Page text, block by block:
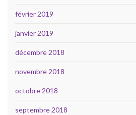
février 2019
janvier 2019
décembre 2018
novembre 2018
octobre 2018
septembre 2018